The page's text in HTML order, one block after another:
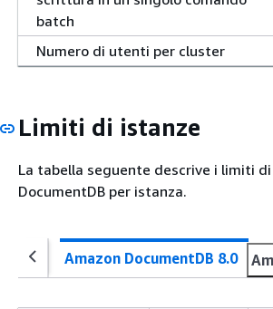
batch
Numero di utenti per cluster
Limiti di istanze
La tabella seguente descrive i limiti di
DocumentDB per istanza.
Amazon DocumentDB 8.0